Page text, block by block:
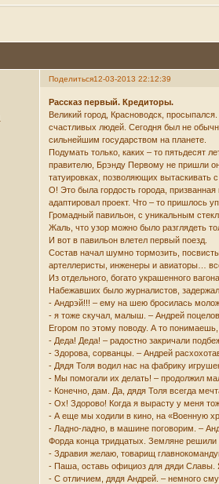
Поделиться12-03-2013 22:12:39
Рассказ первый. Кредиторы.
Великий город, Красноводск,
счастливых людей. Сегодня был не
сильнейшим государством на планете.
Подумать только, каких – то пятьдесят
правителю, Брэнду Первому не пришли
татуировках, позволяющих вытаскивать
О! Это была гордость города,
адаптировал проект. Что – то пришлось
Громадный павильон, с уникальным
Жаль, что узор можно было разглядеть
И вот в павильон влетел первый поезд.
Состав начал шумно тормозить,
артеллеристы, инженеры и авиаторы…
Из отдельного, богато украшенного
Набежавших было журналистов,
- Андрэй!!! – ему на шею бросилась
- я тоже скучал, малыш. – Андрей
Егором по этому поводу. А то
- Деда! Деда! – радостно закричали
- Здорова, сорванцы. – Андрей
- Дядя Толя водил нас на фабрику
- Мы помогали их делать! – продолжил
- Конечно, дам. Да, дядя Толя всегда
- Ох! Здорово! Когда я вырасту у меня
- А еще мы ходили в кино, на «Военную
- Ладно-ладно, в машине поговорим. –
Форда конца тридцатых. Земляне решили
- Здравия желаю, товарищ
- Паша, оставь официоз для дяди Славы.
- С отличием, дядя Андрей. – немного